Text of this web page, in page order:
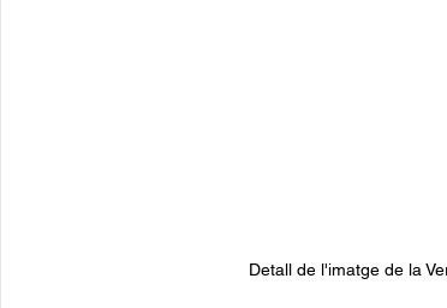
Detall de l'imatge de la